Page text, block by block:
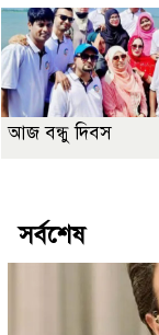
আজ বন্ধু দিবস
সর্বশেষ